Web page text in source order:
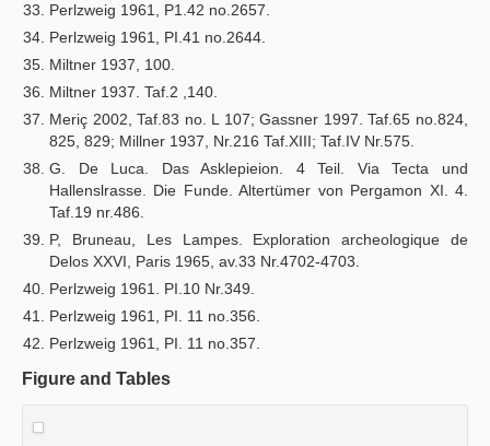
Perlzweig 1961, P1.42 no.2657.
Perlzweig 1961, PI.41 no.2644.
Miltner 1937, 100.
Miltner 1937. Taf.2 ,140.
Meriç 2002, Taf.83 no. L 107; Gassner 1997. Taf.65 no.824,
825, 829; Millner 1937, Nr.216 Taf.XIII; Taf.IV Nr.575.
G. De Luca. Das Asklepieion. 4 Teil. Via Tecta und
Hallenslrasse. Die Funde. Altertümer von Pergamon XI. 4.
Taf.19 nr.486.
P, Bruneau, Les Lampes. Exploration archeologique de
Delos XXVI, Paris 1965, av.33 Nr.4702-4703.
Perlzweig 1961. PI.10 Nr.349.
Perlzweig 1961, PI. 11 no.356.
Perlzweig 1961, PI. 11 no.357.
Figure and Tables